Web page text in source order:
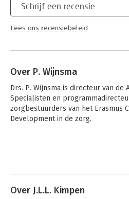
Schrijf een recensie
Lees ons recensiebeleid
Over P. Wijnsma
Drs. P. Wijnsma is directeur van de
Specialisten en
zorgbestuurders van het Erasmus
Development in de zorg.
Over J.L.L. Kimpen